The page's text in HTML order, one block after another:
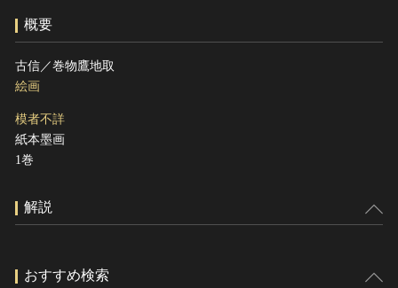
国指定文化財等データベース
概要
古信／巻物鷹地取
絵画
模者不詳
紙本墨画
1巻
解説
おすすめ検索